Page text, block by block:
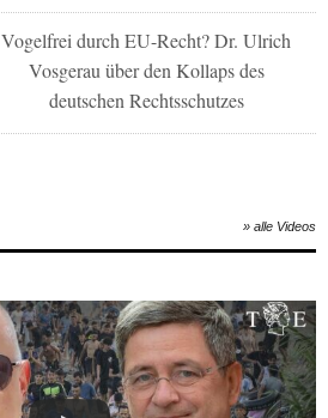
Vogelfrei durch EU-Recht? Dr. Ulrich
Vosgerau über den Kollaps des
deutschen Rechtsschutzes
» alle Videos